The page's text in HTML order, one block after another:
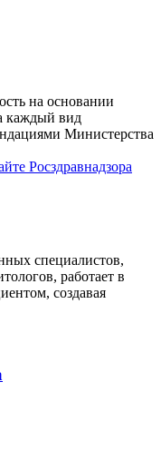
на основании
каждый вид
Министерства
Росздравнадзора
специалистов,
работает в
создавая